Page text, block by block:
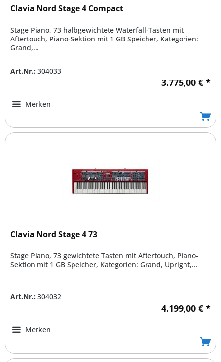
Clavia Nord Stage 4 Compact
Stage Piano, 73 halbgewichtete Waterfall-Tasten mit
Aftertouch, Piano-Sektion mit 1 GB Speicher, Kategorien:
Grand,...
Art.Nr.: 304033
3.775,00 € *
Merken
Clavia Nord Stage 4 73
Stage Piano, 73 gewichtete Tasten mit Aftertouch, Piano-
Sektion mit 1 GB Speicher, Kategorien: Grand, Upright,...
Art.Nr.: 304032
4.199,00 € *
Merken